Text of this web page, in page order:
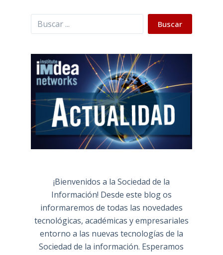
Buscar Buscar
¡Bienvenidos a la Sociedad de la
Información! Desde este blog os
informaremos de todas las novedades
tecnológicas, académicas y empresariales
entorno a las nuevas tecnologías de la
Sociedad de la información. Esperamos